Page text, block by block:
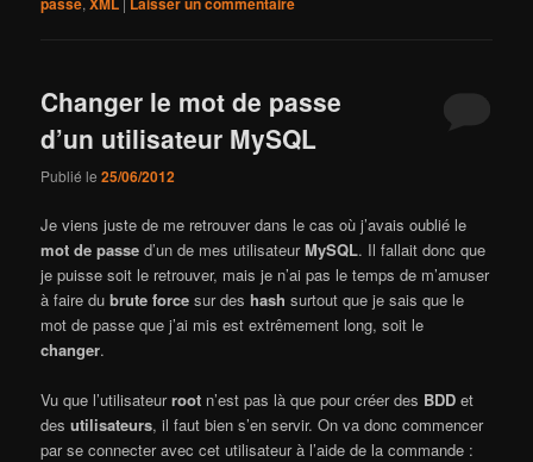
Changer le mot de passe
d’un utilisateur MySQL
Publié le25/06/2012
Je viens juste de me retrouver dans le cas où j’avais oublié le
mot de passe d’un de mes utilisateurMySQL. Il fallait donc que
je puisse soit le retrouver, mais je n’ai pas le temps de m’amuser
à faire dubrute force sur des hash surtout que je sais que le
mot de passe que j’ai mis est extrêmement long, soit le
changer.
Vu que l’utilisateurroot n’est pas là que pour créer des BDD et
desutilisateurs, il faut bien s’en servir. On va donc commencer
par se connecter avec cet utilisateur à l’aide de la commande :